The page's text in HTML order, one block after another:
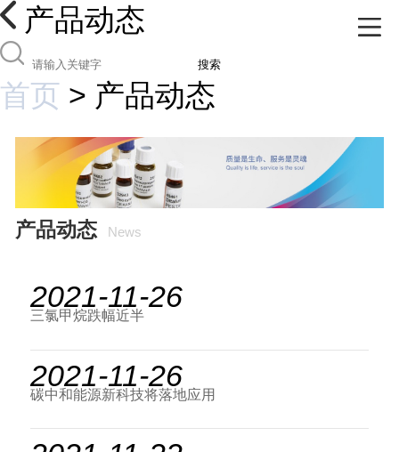
产品动态
搜索
首页 > 产品动态
产品动态 News
2021-11-26
三氯甲烷跌幅近半
2021-11-26
碳中和能源新科技将落地应用